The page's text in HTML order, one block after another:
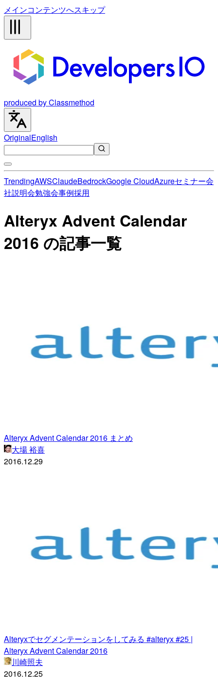
メインコンテンツへスキップ
produced by Classmethod
OriginalEnglish
TrendingAWSClaudeBedrockGoogle CloudAzureセミナー会
社説明会勉強会事例採用
Alteryx Advent Calendar
2016 の記事一覧
Alteryx Advent Calendar 2016 まとめ
大場 裕喜
2016.12.29
Alteryxでセグメンテーションをしてみる #alteryx #25 |
Alteryx Advent Calendar 2016
川崎照夫
2016.12.25